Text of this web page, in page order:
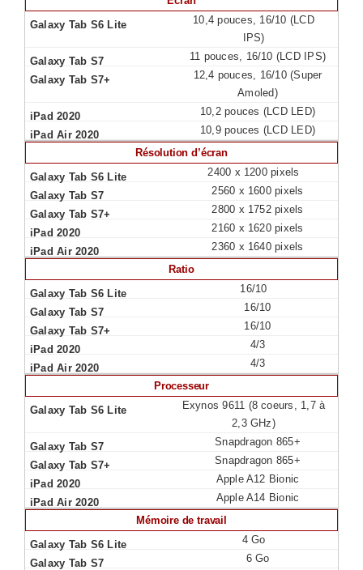
10,4 pouces, 16/10 (LCD
IPS)
11 pouces, 16/10 (LCD IPS)
12,4 pouces, 16/10 (Super
Amoled)
10,2 pouces (LCD LED)
10,9 pouces (LCD LED)
Résolution d’écran
2400 x 1200 pixels
2560 x 1600 pixels
2800 x 1752 pixels
2160 x 1620 pixels
2360 x 1640 pixels
Ratio
16/10
16/10
16/10
4/3
4/3
Processeur
Exynos 9611 (8 coeurs, 1,7 à
2,3 GHz)
Snapdragon 865+
Snapdragon 865+
Apple A12 Bionic
Apple A14 Bionic
Mémoire de travail
4 Go
6 Go